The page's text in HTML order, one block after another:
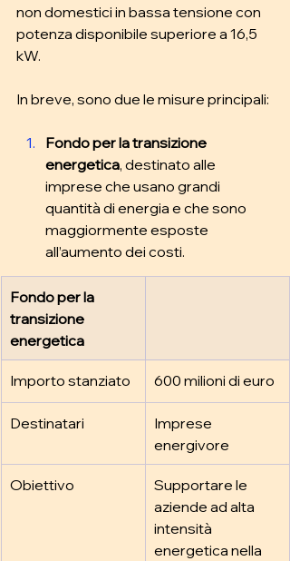
non domestici in bassa tensione con
potenza disponibile superiore a 16,5
kW.
In breve, sono due le misure principali:
Fondo per la transizione
energetica, destinato alle
imprese che usano grandi
quantità di energia e che sono
maggiormente esposte
all’aumento dei costi.
Fondo per la
transizione
energetica
Importo stanziato 600 milioni di euro
Destinatari
Imprese
energivore
Obiettivo
Supportare le
aziende ad alta
intensità
energetica nella